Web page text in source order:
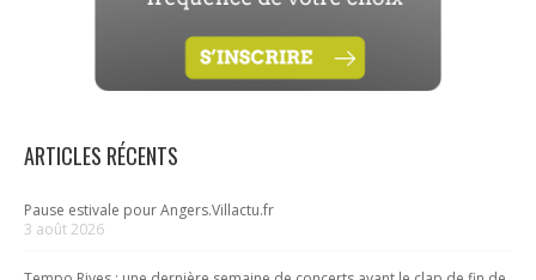
ARTICLES RÉCENTS
Pause estivale pour Angers.Villactu.fr
3 août 2026